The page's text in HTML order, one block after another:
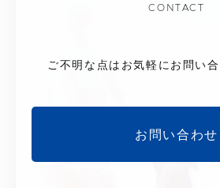
CONTACT
ご不明な点はお気軽にお問い合
お問い合わせ